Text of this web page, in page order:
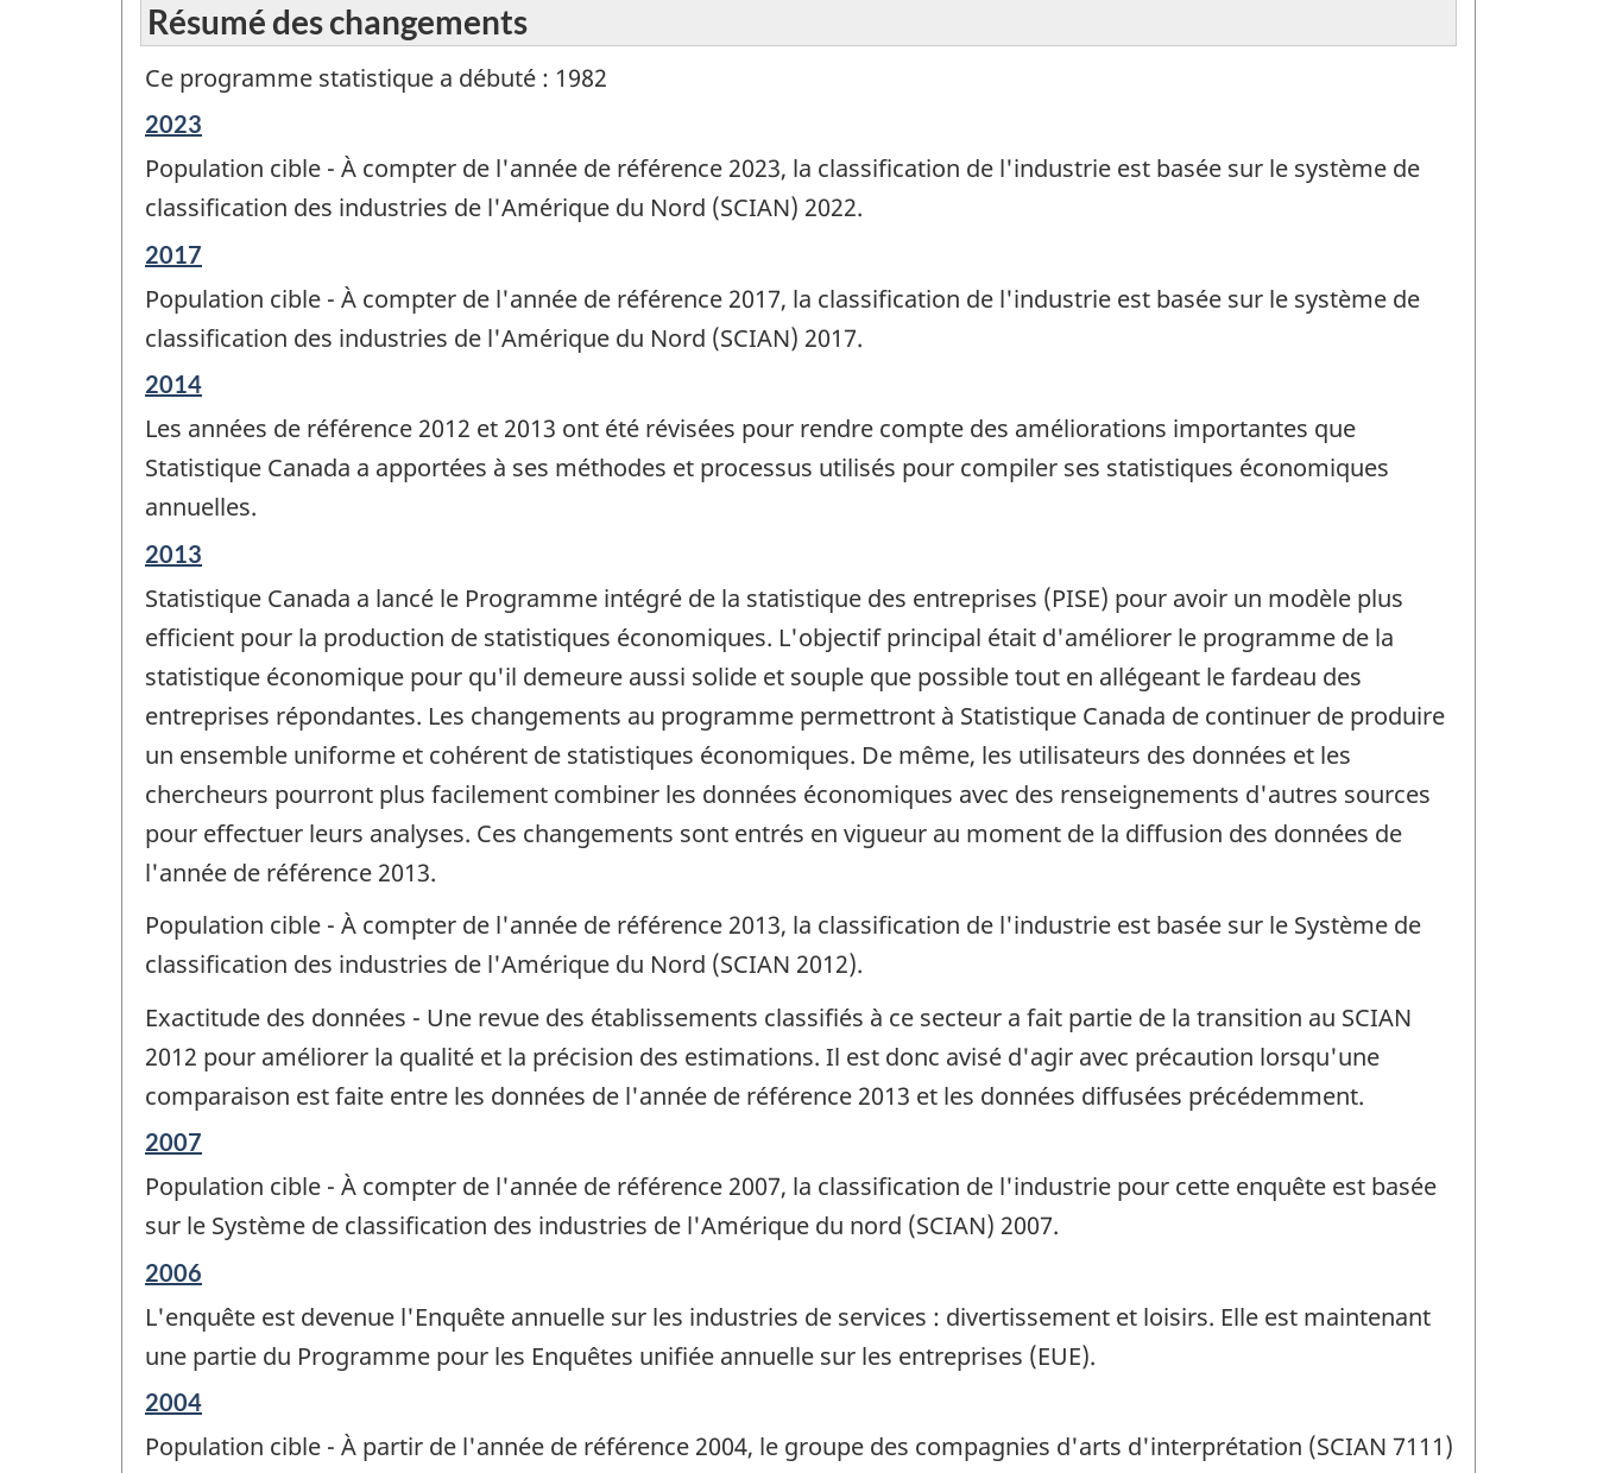
Résumé des changements
Ce programme statistique a débuté : 1982
Période
référence
de
-
2023
Population cible - À compter de l'année de référence 2023, la classification de l'industrie est basée sur le système de
classification des industries de l'Amérique du Nord (SCIAN) 2022.
Période
référence
de
-
2017
Population cible - À compter de l'année de référence 2017, la classification de l'industrie est basée sur le système de
classification des industries de l'Amérique du Nord (SCIAN) 2017.
Période
référence
de
changement
-
2014
Les années de référence 2012 et 2013 ont été révisées pour rendre compte des améliorations importantes que
Statistique Canada a apportées à ses méthodes et processus utilisés pour compiler ses statistiques économiques
annuelles.
Période
référence
de
changement
-
2013
Statistique Canada a lancé le Programme intégré de la statistique des entreprises (PISE) pour avoir un modèle plus
efficient pour la production de statistiques économiques. L'objectif principal était d'améliorer le programme de la
statistique économique pour qu'il demeure aussi solide et souple que possible tout en allégeant le fardeau des
entreprises répondantes. Les changements au programme permettront à Statistique Canada de continuer de produire
un ensemble uniforme et cohérent de statistiques économiques. De même, les utilisateurs des données et les
chercheurs pourront plus facilement combiner les données économiques avec des renseignements d'autres sources
pour effectuer leurs analyses. Ces changements sont entrés en vigueur au moment de la diffusion des données de
l'année de référence 2013.
Population cible - À compter de l'année de référence 2013, la classification de l'industrie est basée sur le Système de
classification des industries de l'Amérique du Nord (SCIAN 2012).
Exactitude des données - Une revue des établissements classifiés à ce secteur a fait partie de la transition au SCIAN
2012 pour améliorer la qualité et la précision des estimations. Il est donc avisé d'agir avec précaution lorsqu'une
comparaison est faite entre les données de l'année de référence 2013 et les données diffusées précédemment.
Période
référence
de
changement
-
2007
Population cible - À compter de l'année de référence 2007, la classification de l'industrie pour cette enquête est basée
sur le Système de classification des industries de l'Amérique du nord (SCIAN) 2007.
Période
référence
de
changement
-
2006
L'enquête est devenue l'Enquête annuelle sur les industries de services : divertissement et loisirs. Elle est maintenant
une partie du Programme pour les Enquêtes unifiée annuelle sur les entreprises (EUE).
Période
référence
2004
Population cible - À partir de l'année de référence 2004, le groupe des compagnies d'arts d'interprétation (SCIAN 7111)